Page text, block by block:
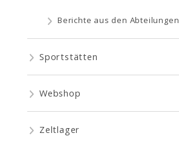
Berichte aus den Abteilungen
Sportstätten
Webshop
Zeltlager